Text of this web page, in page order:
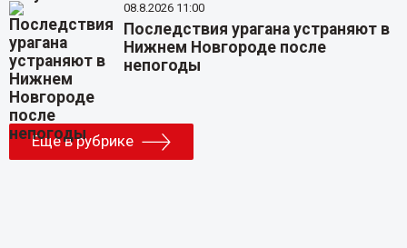
08.8.2026 11:00
Последствия урагана устраняют в
Нижнем Новгороде после
непогоды
Еще в рубрике